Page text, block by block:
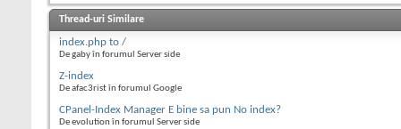
// and display
imagejpeg($im);
?>
Thread-uri Similare
index.php to /
De gaby în forumul Server side
Z-index
De afac3rist în forumul Google
CPanel-Index Manager E bine sa pun No index?
De evolution în forumul Server side